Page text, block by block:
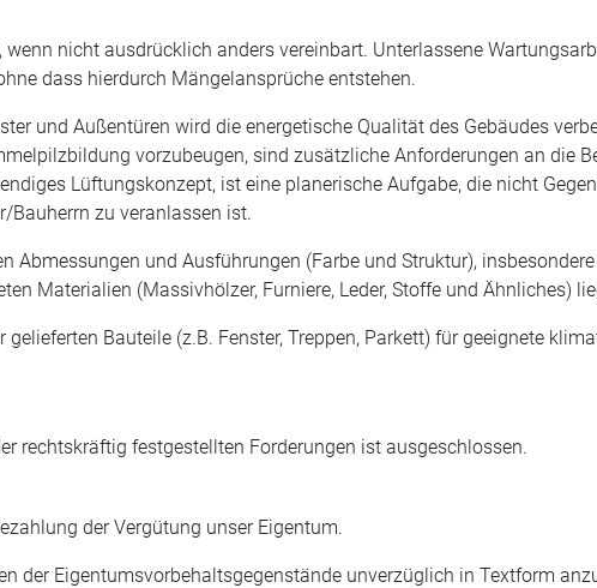
nicht ausdrücklich anders vereinbart. Unterlassene
dass hierdurch Mängelansprüche entstehen.
und Außentüren wird die energetische Qualität des Gebäudes
vorzubeugen, sind zusätzliche Anforderungen an die
Lüftungskonzept, ist eine planerische Aufgabe, die nicht
Bauherrn zu veranlassen ist.
Abmessungen und Ausführungen (Farbe und Struktur),
Materialien (Massivhölzer, Furniere, Leder, Stoffe und Ähnliches)
Bauteile (z.B. Fenster, Treppen, Parkett) für geeignete
rechtskräftig festgestellten Forderungen ist ausgeschlossen.
der Vergütung unser Eigentum.
der Eigentumsvorbehaltsgegenstände unverzüglich in Textform